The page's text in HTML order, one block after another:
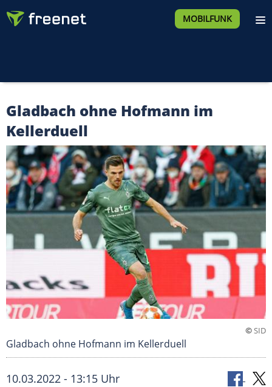
MOBILFUNK
Gladbach ohne Hofmann im
Kellerduell
©SID
Gladbach ohne Hofmann im Kellerduell
10.03.2022 - 13:15 Uhr